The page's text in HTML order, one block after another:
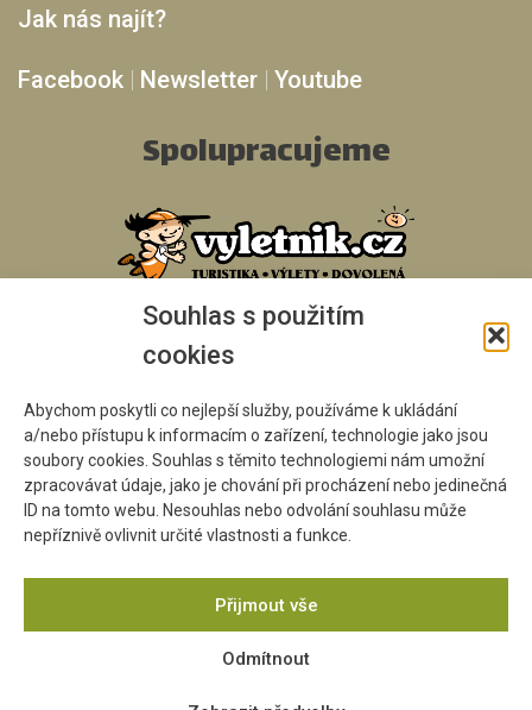
Souhlas s použitím
cookies
Abychom poskytli co nejlepší služby, používáme k ukládání
a/nebo přístupu k informacím o zařízení, technologie jako jsou
soubory cookies. Souhlas s těmito technologiemi nám umožní
zpracovávat údaje, jako je chování při procházení nebo jedinečná
ID na tomto webu. Nesouhlas nebo odvolání souhlasu může
nepříznivě ovlivnit určité vlastnosti a funkce.
Přijmout vše
Odmítnout
Jak nás najít?
Facebook | Newsletter | Youtube
Spolupracujeme